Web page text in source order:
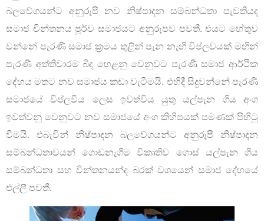
බලවේගයන්ට අනුරූපී නව නිෂ්පාදන සම්බන්ධතා පැවතියද
සමාජ චින්තනය පූර්ව සමාජයට අනුරූපව පවතී. එයට හේතුව
වන්නේ පැරණි සමාජ ක්‍රමය තුළින් පැන නැඟි විප්ලවයක් මඟින්
පැරණි අත්තිවාරම බිඳ හෙළනු වෙනුවට පැරණි සමාජ ආර්ථික
දේහය මතට නව සමාජය කඩා වැටීමයි. එහිදී සිදුවන්නේ පැරණි
සමාජයේ විප්ලවීය ලෙස ඉවත්විය යුතු යල්පැන ගිය අංග
ඉවත්වනු වෙනුවට නව සමාජයේ අංග කිහිපයක් පමණක් පිහිටු
වීමයි. එබැවින් නිෂ්පාදන බලවේගයන්ට අනුරූපී නිෂ්පාදන
සම්බන්ධතාවයන් ගොඩනැගීම විකෘතිව ගොස් යල්පැන ගිය
සම්බන්ධතා සහ චින්තනයන්ද බරක් වශයෙන් සමාජ දේහයේ
එල්ලී පවතී.